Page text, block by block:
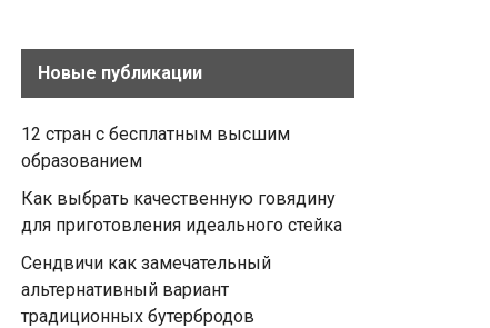
Новые публикации
12 стран с бесплатным высшим
образованием
Как выбрать качественную говядину
для приготовления идеального стейка
Сендвичи как замечательный
альтернативный вариант
традиционных бутербродов